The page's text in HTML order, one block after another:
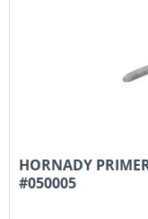
HORNADY
#050005